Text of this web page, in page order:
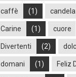
caffè (1) candela
Carine (1) cuore
Divertenti (2)
domani (1) Feliz